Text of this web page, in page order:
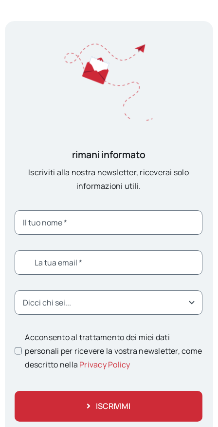
rimani informato
Iscriviti alla nostra newsletter, riceverai solo
informazioni utili.
Acconsento al trattamento dei miei dati
personali per ricevere la vostra newsletter, come
descritto nella Privacy Policy
ISCRIVIMI